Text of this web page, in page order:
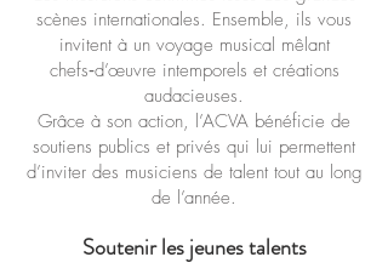
scènes internationales. Ensemble, ils vous
invitent à un voyage musical mêlant
chefs‑d’œuvre intemporels et créations
audacieuses.
Grâce à son action, l’ACVA bénéficie de
soutiens publics et privés qui lui permettent
d’inviter des musiciens de talent tout au long
de l’année.
Soutenir les jeunes talents